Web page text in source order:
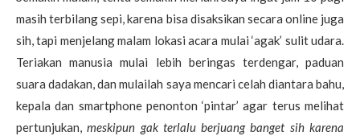
masih terbilang sepi, karena bisa disaksikan secara online juga
sih, tapi menjelang malam lokasi acara mulai ‘agak’ sulit udara.
Teriakan manusia mulai lebih beringas terdengar, paduan
suara dadakan, dan mulailah saya mencari celah diantara bahu,
kepala dan smartphone penonton ‘pintar’ agar terus melihat
pertunjukan, meskipun gak terlalu berjuang banget sih karena